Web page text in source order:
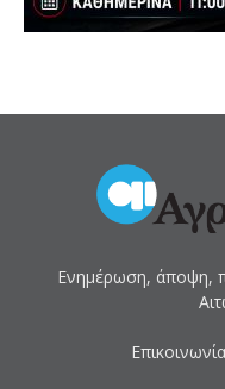
Ενημέρωση, άποψη,